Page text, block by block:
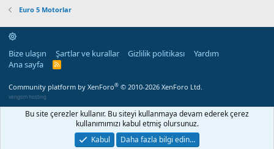
Euro 5 Motorlar
Bize ulaşın Şartlar ve kurallar Gizlilik politikası
Yardım
Ana sayfa
R
Community platform by XenForo® © 2010-2026 XenForo Ltd.
verigom hosting
Bu site çerezler kullanır. Bu siteyi kullanmaya devam ederek çerez
kullanımımızı kabul etmiş olursunuz.
Kabul
Daha fazla bilgi edin…